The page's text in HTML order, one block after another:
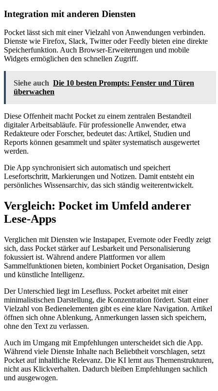
Integration mit anderen Diensten
Pocket lässt sich mit einer Vielzahl von Anwendungen verbinden.
Dienste wie Firefox, Slack, Twitter oder Feedly bieten eine direkte
Speicherfunktion. Auch Browser-Erweiterungen und mobile
Widgets ermöglichen den schnellen Zugriff.
Siehe auch Die 10 besten Prompts: Fenster und Türen
überwachen
Diese Offenheit macht Pocket zu einem zentralen Bestandteil
digitaler Arbeitsabläufe. Für professionelle Anwender, etwa
Redakteure oder Forscher, bedeutet das: Artikel, Studien und
Reports können gesammelt und später systematisch ausgewertet
werden.
Die App synchronisiert sich automatisch und speichert
Lesefortschritt, Markierungen und Notizen. Damit entsteht ein
persönliches Wissensarchiv, das sich ständig weiterentwickelt.
Vergleich: Pocket im Umfeld anderer
Lese-Apps
Verglichen mit Diensten wie Instapaper, Evernote oder Feedly zeigt
sich, dass Pocket stärker auf Lesbarkeit und Personalisierung
fokussiert ist. Während andere Plattformen vor allem
Sammelfunktionen bieten, kombiniert Pocket Organisation, Design
und künstliche Intelligenz.
Der Unterschied liegt im Lesefluss. Pocket arbeitet mit einer
minimalistischen Darstellung, die Konzentration fördert. Statt einer
Vielzahl von Bedienelementen gibt es eine klare Navigation. Artikel
öffnen sich ohne Ablenkung, Anmerkungen lassen sich speichern,
ohne den Text zu verlassen.
Auch im Umgang mit Empfehlungen unterscheidet sich die App.
Während viele Dienste Inhalte nach Beliebtheit vorschlagen, setzt
Pocket auf inhaltliche Relevanz. Die KI lernt aus Themenstrukturen,
nicht aus Klickverhalten. Dadurch bleiben Empfehlungen sachlich
und ausgewogen.